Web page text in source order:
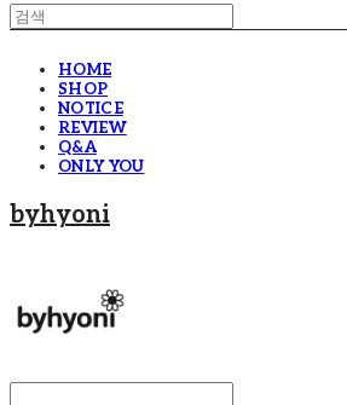
HOME
SHOP
NOTICE
REVIEW
Q&A
ONLY YOU
byhyoni